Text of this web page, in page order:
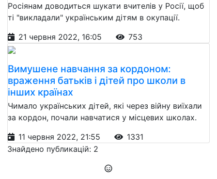
Росіянам доводиться шукати вчителів у Росії, щоб
ті "викладали" українським дітям в окупації.
21 червня 2022, 16:05
753
Вимушене навчання за кордоном:
враження батьків і дітей про школи в
інших країнах
Чимало українських дітей, які через війну виїхали
за кордон, почали навчатися у місцевих школах.
11 червня 2022, 21:55
1331
Знайдено публикацій: 2